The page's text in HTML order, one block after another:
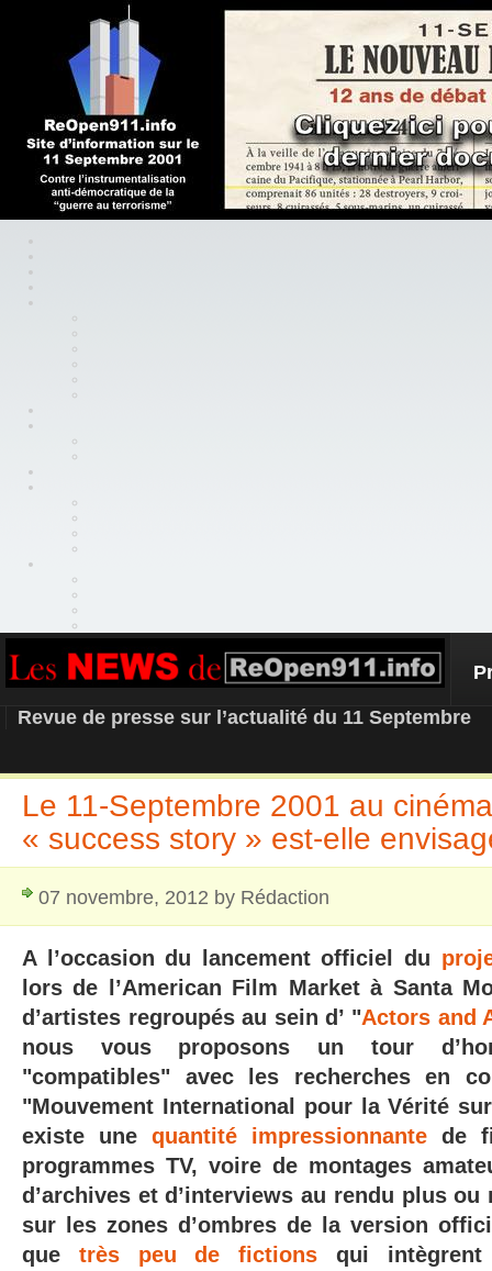
REOPEN911 – NEWS
Revue de presse sur l’actualité du 11 Septembre
Le 11-Septembre 2001 au
« success story » est-elle
07 novembre, 2012 by Rédaction
A l’occasion du lancement officiel du
lors de l’American Film Market à Santa
d’artistes regroupés au sein d’ "Actors and
nous vous proposons un tour
"compatibles" avec les recherches en
"Mouvement International pour la Vérité
existe une quantité impressionnante de
programmes TV, voire de montages
d’archives et d’interviews au rendu plus
sur les zones d’ombres de la version
que très peu de fictions qui intègrent